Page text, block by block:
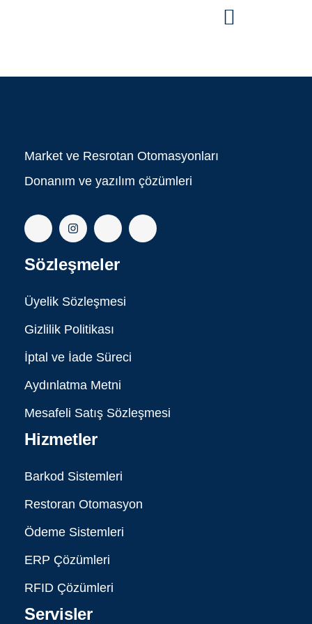
Market ve Resrotan Otomasyonları
Donanım ve yazılım çözümleri
Sözleşmeler
Üyelik Sözleşmesi
Gizlilik Politikası
İptal ve İade Süreci
Aydınlatma Metni
Mesafeli Satış Sözleşmesi
Hizmetler
Barkod Sistemleri
Restoran Otomasyon
Ödeme Sistemleri
ERP Çözümleri
RFID Çözümleri
Servisler